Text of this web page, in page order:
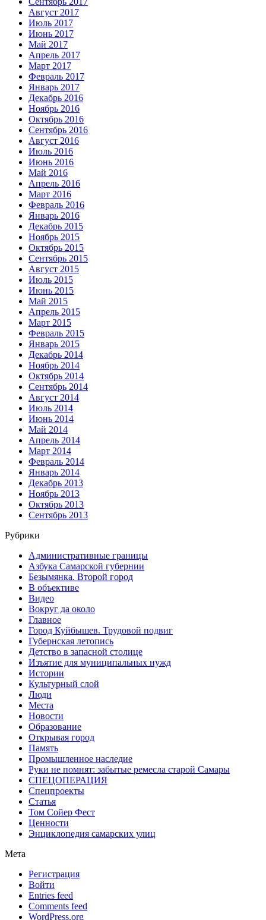
Август 2017
Июль 2017
Июнь 2017
Май 2017
Апрель 2017
Март 2017
Февраль 2017
Январь 2017
Декабрь 2016
Ноябрь 2016
Октябрь 2016
Сентябрь 2016
Август 2016
Июль 2016
Июнь 2016
Май 2016
Апрель 2016
Март 2016
Февраль 2016
Январь 2016
Декабрь 2015
Ноябрь 2015
Октябрь 2015
Сентябрь 2015
Август 2015
Июль 2015
Июнь 2015
Май 2015
Апрель 2015
Март 2015
Февраль 2015
Январь 2015
Декабрь 2014
Ноябрь 2014
Октябрь 2014
Сентябрь 2014
Август 2014
Июль 2014
Июнь 2014
Май 2014
Апрель 2014
Март 2014
Февраль 2014
Январь 2014
Декабрь 2013
Ноябрь 2013
Октябрь 2013
Сентябрь 2013
Рубрики
Административные границы
Азбука Самарской губернии
Безымянка. Второй город
В объективе
Видео
Вокруг да около
Главное
Город Куйбышев. Трудовой подвиг
Губернская летопись
Детство в запасной столице
Изъятие для муниципальных нужд
Истории
Культурный слой
Люди
Места
Новости
Образование
Открывая город
Память
Промышленное наследие
Руки не помнят: забытые ремесла старой Самары
СПЕЦОПЕРАЦИЯ
Спецпроекты
Статья
Том Сойер Фест
Ценности
Энциклопедия самарских улиц
Мета
Регистрация
Войти
Entries feed
Comments feed
WordPress.org